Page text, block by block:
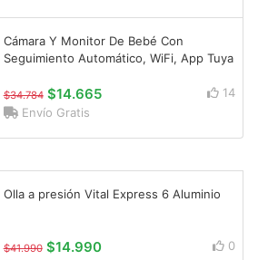
Cámara Y Monitor De Bebé Con
Seguimiento Automático, WiFi, App Tuya
$34.784 $14.665
14
Envío Gratis
Olla a presión Vital Express 6 Aluminio
$41.990 $14.990
0